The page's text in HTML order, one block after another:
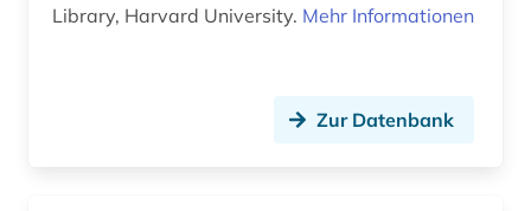
großbritannien (4)
Library, Harvard University. Mehr Informationen
Zur Datenbank